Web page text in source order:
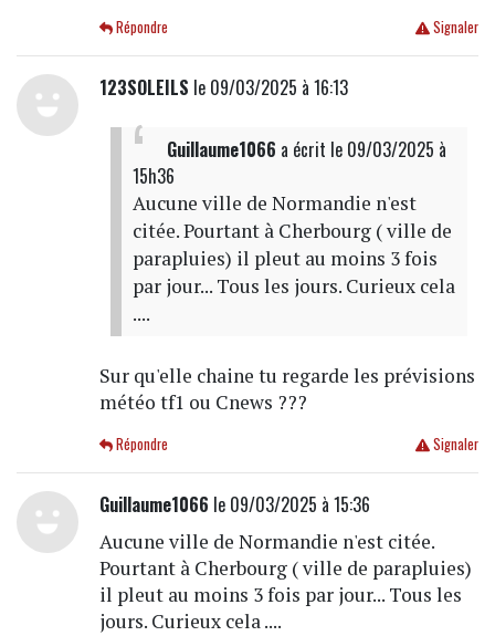
Signaler
Répondre
123SOLEILS le 09/03/2025 à 16:13
Guillaume1066 a écrit le 09/03/2025 à
15h36
Aucune ville de Normandie n'est
citée. Pourtant à Cherbourg ( ville de
parapluies) il pleut au moins 3 fois
par jour... Tous les jours. Curieux cela
....
Sur qu'elle chaine tu regarde les prévisions
météo tf1 ou Cnews ???
Signaler
Répondre
Guillaume1066 le 09/03/2025 à 15:36
Aucune ville de Normandie n'est citée.
Pourtant à Cherbourg ( ville de parapluies)
il pleut au moins 3 fois par jour... Tous les
jours. Curieux cela ....